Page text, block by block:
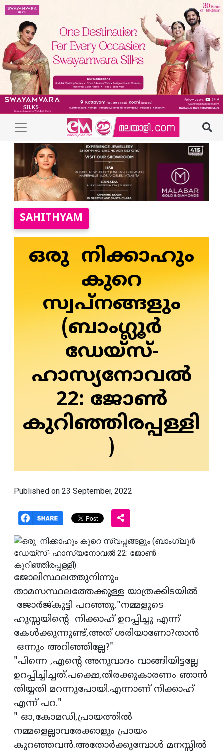
SAHITHYAM
ഒരു നിക്കാഹും
കുറെ
സ്വപ്നങ്ങളും
(ബാംഗ്ലൂര്‍
ഡേയ്‌സ്-
ഹാസ്യനോവല്‍
22: ജോണ്‍
കുറിഞ്ഞിരപ്പള്ളി
)
Published on 23 September, 2022
ജോലിസ്ഥലത്തുനിന്നും
താമസസ്ഥലത്തേക്കുള്ള യാത്രക്കിടയിൽ
ജോർജ്‌കുട്ടി പറഞ്ഞു,"നമ്മളുടെ
ഹുസ്സയിൻ്റെ നിക്കാഹ് ഉറപ്പിച്ചു എന്ന്
കേൾക്കുന്നുണ്ട്,അത് ശരിയാണോ?താൻ
ഒന്നും അറിഞ്ഞില്ലേ?"
"പിന്നെ ,എൻ്റെ അനുവാദം വാങ്ങിയിട്ടല്ലേ
ഉറപ്പിച്ചിച്ചത്.പക്ഷെ,തിരക്കുകാരണം ഞാൻ
തിയ്യതി മറന്നുപോയി.എന്നാണ് നിക്കാഹ്
എന്ന് പറ."
" ഓ,കോമഡി,പ്രായത്തിൽ
നമ്മളെല്ലാവരേക്കാളും പ്രായം
കുറഞ്ഞവൻ.അതോർക്കുമ്പോൾ മനസ്സിൽ